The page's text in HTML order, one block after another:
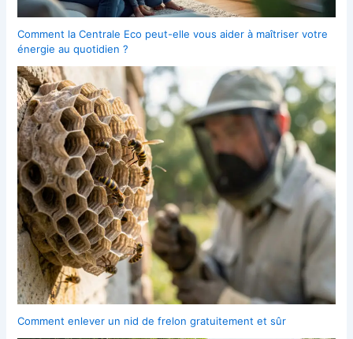
Comment la Centrale Eco peut-elle vous aider à maîtriser votre
énergie au quotidien ?
Comment enlever un nid de frelon gratuitement et sûr